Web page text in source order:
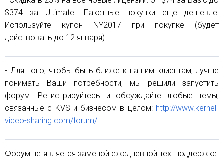
$374 за Ultimate. Пакетные покупки еще дешевле!
Используйте купон NY2017 при покупке (будет
действовать до 12 января).
- Для того, чтобы быть ближе к нашим клиентам, лучше
понимать Ваши потребности, мы решили запустить
форум. Регистрируйтесь и обсуждайте любые темы,
связанные с KVS и бизнесом в целом: http://www.kernel-
video-sharing.com/forum/
Форум не является заменой ежедневной тех. поддержке.